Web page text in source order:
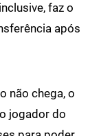
faz o
após
não chega, o
jogador do